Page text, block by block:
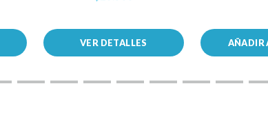
VER DETALLES AÑADIR